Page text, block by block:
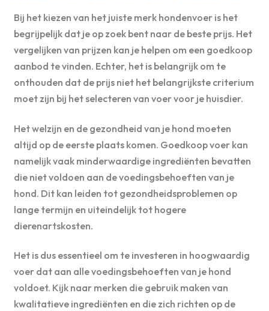
Bij het kiezen van het juiste merk hondenvoer is het
begrijpelijk dat je op zoek bent naar de beste prijs. Het
vergelijken van prijzen kan je helpen om een goedkoop
aanbod te vinden. Echter, het is belangrijk om te
onthouden dat de prijs niet het belangrijkste criterium
moet zijn bij het selecteren van voer voor je huisdier.
Het welzijn en de gezondheid van je hond moeten
altijd op de eerste plaats komen. Goedkoop voer kan
namelijk vaak minderwaardige ingrediënten bevatten
die niet voldoen aan de voedingsbehoeften van je
hond. Dit kan leiden tot gezondheidsproblemen op
lange termijn en uiteindelijk tot hogere
dierenartskosten.
Het is dus essentieel om te investeren in hoogwaardig
voer dat aan alle voedingsbehoeften van je hond
voldoet. Kijk naar merken die gebruik maken van
kwalitatieve ingrediënten en die zich richten op de